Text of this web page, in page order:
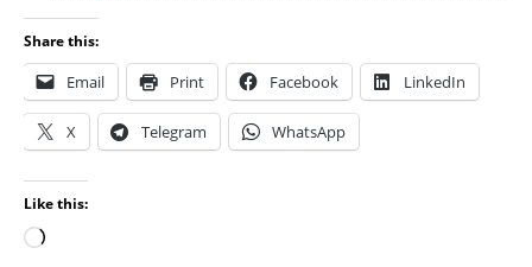
Share this:
Email Print Facebook LinkedIn
X Telegram WhatsApp
Like this: